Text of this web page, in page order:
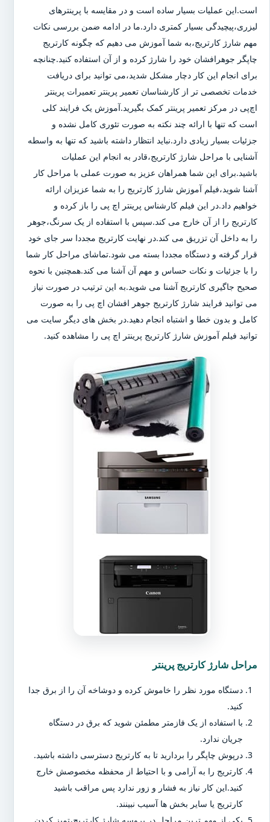
است.این عملیات بسیار ساده است و در مقایسه با پرینترهای
لیزری،پیچیدگی بسیار کمتری دارد.ما در ادامه ضمن بررسی نکات
مهم شارژ کارتریج،به شما آموزش می دهیم که چگونه کارتریج
چاپگر جوهرافشان خود را شارژ کرده و از آن استفاده کنید.چنانچه
برای انجام این کار دچار مشکل شدید،می توانید برای دریافت
خدمات تخصصی تر از کارشناسان تعمیر پرینتر تعمیرات پرینتر
اچ‌پی در مرکز تعمیر پرینتر کمک بگیرید.آموزش یک فرایند کلی
است که تنها با ارائه چند نکته به صورت تئوری کامل نشده و
جزئیات بسیار زیادی دارد.نباید انتظار داشته باشید که تنها به واسطه
آشنایی با مراحل شارژ کارتریج،قادر به انجام این عملیات
باشید.برای این شما همراهان عزیز به صورت عملی با مراحل کار
آشنا شوید،فیلم آموزش شارژ کارتریج را به شما عزیزان ارائه
خواهیم داد.در این فیلم کارشناس پرینتر اچ پی را باز کرده و
کارتریج را از آن خارج می کند.سپس با استفاده از یک سرنگ،جوهر
را به داخل آن تزریق می کند.در نهایت کارتریج مجددا سر جای خود
قرار گرفته و دستگاه مجددا بسته می شود.تماشای مراحل کار شما
را با جزئیات و نکات حساس و مهم آن آشنا می کند.همچنین با نحوه
صحیح جاگیری کارتریج آشنا می شوید.به این ترتیب در صورت نیاز
می توانید فرایند شارژ کارتریج جوهر افشان اچ پی را به صورت
کامل و بدون خطا و اشتباه انجام دهید.در بخش های دیگر سایت می
توانید فیلم آموزش شارژ کارتریج پرینتر اچ پی را مشاهده کنید.
مراحل شارژ کارتریج پرینتر
دستگاه مورد نظر را خاموش کرده و دوشاخه آن را از برق جدا
کنید.
با استفاده از یک فازمتر مطمئن شوید که برق در دستگاه
جریان ندارد.
درپوش چاپگر را بردارید تا به کارتریج دسترسی داشته باشید.
کارتریج را به آرامی و با احتیاط از محفظه مخصوصش خارج
کنید.این کار نیاز به فشار و زور ندارد پس مراقب باشید
کارتریج یا سایر بخش ها آسیب نبینند.